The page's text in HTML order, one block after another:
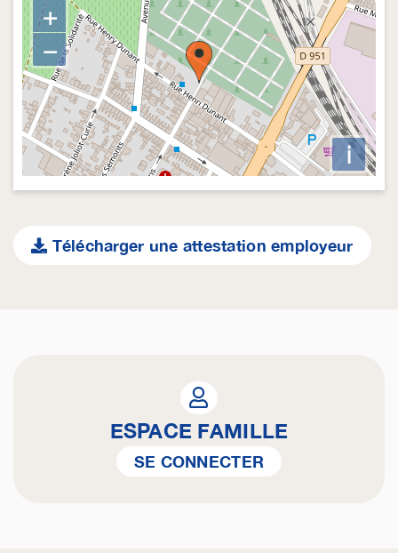
+
−
i
Télécharger une attestation employeur
ESPACE FAMILLE
SE CONNECTER